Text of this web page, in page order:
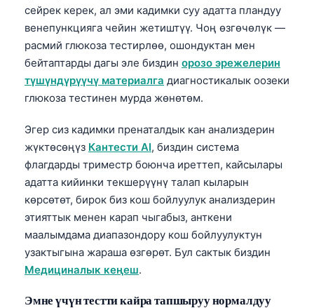
сейрек керек, ал эми кадимки суу адатта пландуу
венепункцияга чейин жетиштүү. Чоң өзгөчөлүк —
расмий глюкоза тестирлөө, ошондуктан мен
бейтаптарды дагы эле биздин орозо эрежелерин
түшүндүрүүчү материалга диагностикалык оозеки
глюкоза тестинен мурда жөнөтөм.
Эгер сиз кадимки пренаталдык кан анализдерин
жүктөсөңүз Кантести AI, биздин система
флагдарды триместр боюнча иреттеп, кайсылары
адатта кийинки текшерүүнү талап кыларын
көрсөтөт, бирок биз кош бойлуулук анализдерин
этияттык менен карап чыгабыз, анткени
маалымдама диапазондору кош бойлуулуктун
узактыгына жараша өзгөрөт. Бул сактык биздин
Медициналык кеңеш.
Эмне үчүн тестти кайра тапшыруу нормалдуу